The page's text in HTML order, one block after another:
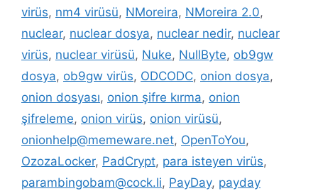
virüs, nm4 virüsü, NMoreira, NMoreira 2.0,
nuclear, nuclear dosya, nuclear nedir, nuclear
virüs, nuclear virüsü, Nuke, NullByte, ob9gw
dosya, ob9gw virüs, ODCODC, onion dosya,
onion dosyası, onion şifre kırma, onion
şifreleme, onion virüs, onion virüsü,
onionhelp@memeware.net, OpenToYou,
OzozaLocker, PadCrypt, para isteyen virüs,
parambingobam@cock.li, PayDay, payday